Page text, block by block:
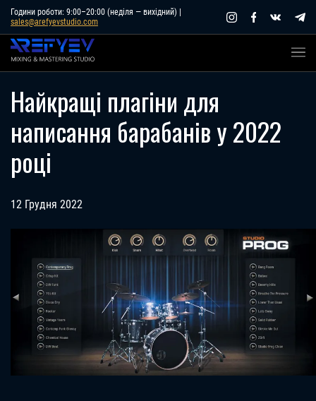
Skip
content
Години роботи: 9:00–20:00 (неділя — вихідний) |
sales@arefyevstudio.com
Найкращі плагіни для
написання барабанів у 2022
році
12 Грудня 2022